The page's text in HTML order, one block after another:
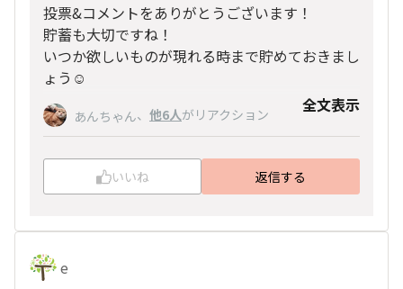
投票&コメントをありがとうございます！
貯蓄も大切ですね！
いつか欲しいものが現れる時まで貯めておきまし
ょう☺️
あんちゃん、 他6人がリアクション 全文表示
いいね 返信する
e